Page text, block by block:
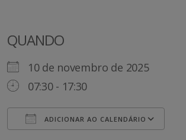
QUANDO
10 de novembro de 2025
07:30 - 17:30
ADICIONAR AO CALENDÁRIO